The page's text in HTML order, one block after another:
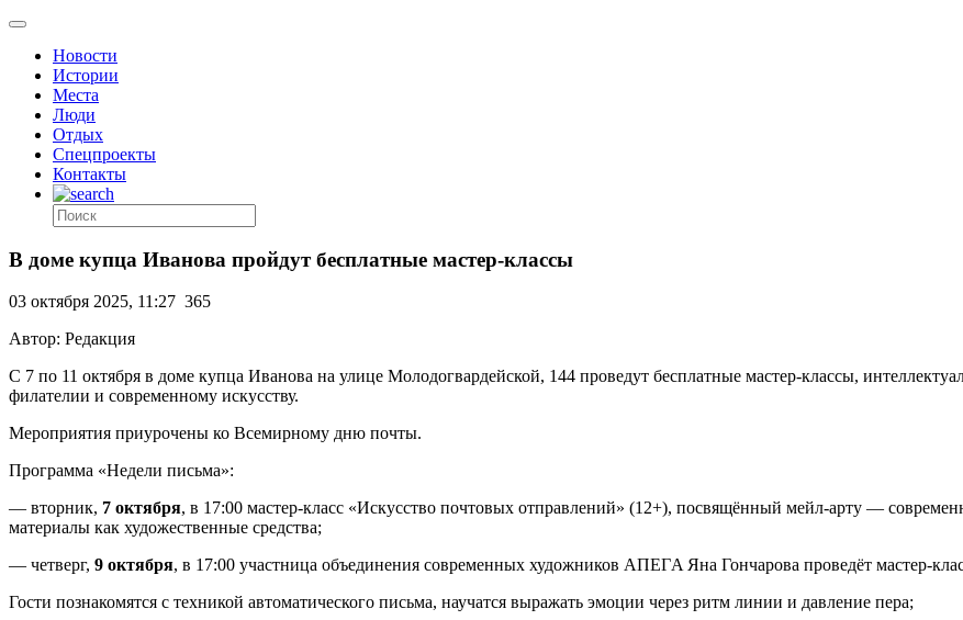
Новости
Истории
Места
Люди
Отдых
Спецпроекты
Контакты
В доме купца Иванова пройдут бесплатные мастер-классы
03 октября 2025, 11:27 365
Автор: Редакция
С 7 по 11 октября в доме купца Иванова на улице Молодогвардейской, 144 проведут бесплатные мастер-классы,
филателии и современному искусству.
Мероприятия приурочены ко Всемирному дню почты.
Программа «Недели письма»:
— вторник, 7 октября, в 17:00 мастер-класс «Искусство почтовых отправлений» (12+), посвящённый мейл-арту —
материалы как художественные средства;
— четверг, 9 октября, в 17:00 участница объединения современных художников АПЕГA Яна Гончарова проведёт мастер-
Гости познакомятся с техникой автоматического письма, научатся выражать эмоции через ритм линии и давление пера;